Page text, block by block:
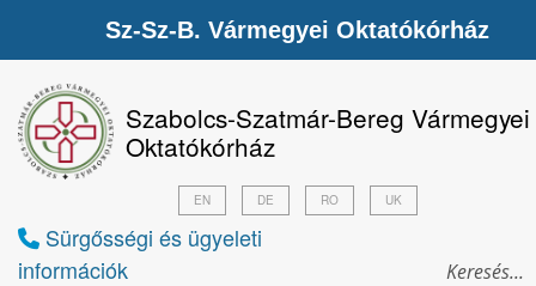
Szabolcs-Szatmár-Bereg Vármegyei
Oktatókórház
Sürgősségi és ügyeleti
információk
EN DE RO UK
Sz-Sz-B. Vármegyei Oktatókórház